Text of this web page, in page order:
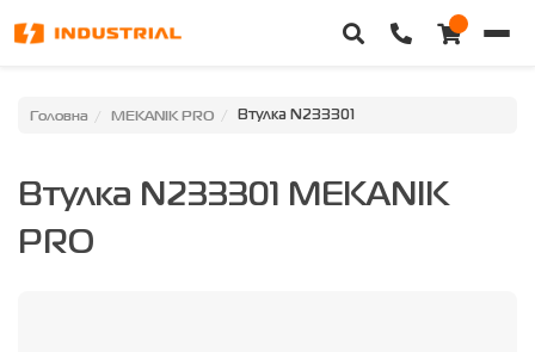
Головна
Категорії
Головна MEKANIK PRO Втулка N233301
Втулка N233301 MEKANIK
PRO